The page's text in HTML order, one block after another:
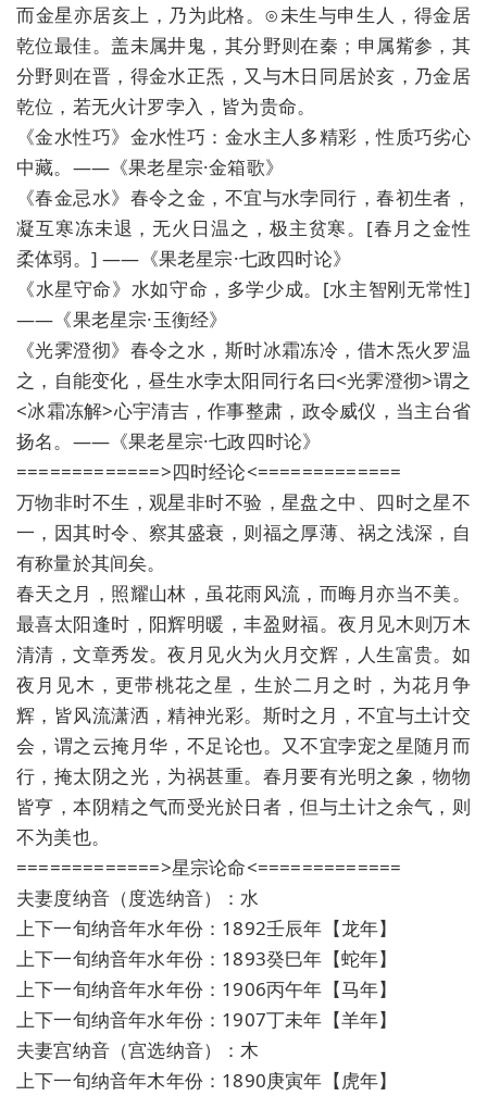
而金星亦居亥上，乃为此格。⊙未生与申生人，得金居
乾位最佳。盖未属井鬼，其分野则在秦；申属觜参，其
分野则在晋，得金水正炁，又与木日同居於亥，乃金居
乾位，若无火计罗孛入，皆为贵命。
《金水性巧》金水性巧：金水主人多精彩，性质巧劣心
中藏。——《果老星宗·金箱歌》
《春金忌水》春令之金，不宜与水孛同行，春初生者，
凝互寒冻未退，无火日温之，极主贫寒。[春月之金性
柔体弱。] ——《果老星宗·七政四时论》
《水星守命》水如守命，多学少成。[水主智刚无常性]
——《果老星宗·玉衡经》
《光霁澄彻》春令之水，斯时冰霜冻冷，借木炁火罗温
之，自能变化，昼生水孛太阳同行名曰<光霁澄彻>谓之
<冰霜冻解>心宇清吉，作事整肃，政令威仪，当主台省
扬名。——《果老星宗·七政四时论》
=============>四时经论<=============
万物非时不生，观星非时不验，星盘之中、四时之星不
一，因其时令、察其盛衰，则福之厚薄、祸之浅深，自
有称量於其间矣。
春天之月，照耀山林，虽花雨风流，而晦月亦当不美。
最喜太阳逢时，阳辉明暖，丰盈财福。夜月见木则万木
清清，文章秀发。夜月见火为火月交辉，人生富贵。如
夜月见木，更带桃花之星，生於二月之时，为花月争
辉，皆风流潇洒，精神光彩。斯时之月，不宜与土计交
会，谓之云掩月华，不足论也。又不宜孛宠之星随月而
行，掩太阴之光，为祸甚重。春月要有光明之象，物物
皆亨，本阴精之气而受光於日者，但与土计之余气，则
不为美也。
=============>星宗论命<=============
夫妻度纳音（度选纳音）：水
上下一旬纳音年水年份：1892壬辰年【龙年】
上下一旬纳音年水年份：1893癸巳年【蛇年】
上下一旬纳音年水年份：1906丙午年【马年】
上下一旬纳音年水年份：1907丁未年【羊年】
夫妻宫纳音（宫选纳音）：木
上下一旬纳音年木年份：1890庚寅年【虎年】